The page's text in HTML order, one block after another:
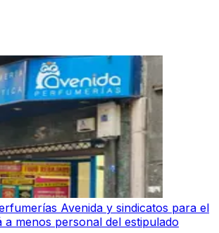
Avenida y sindicatos para el
a menos personal del estipulado